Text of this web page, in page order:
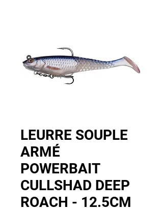
LEURRE SOUPLE
ARMÉ
POWERBAIT
CULLSHAD DEEP
ROACH - 12.5CM